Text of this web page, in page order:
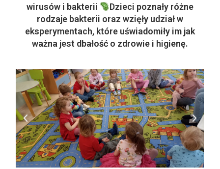
wirusów i bakterii
Dzieci poznały różne
rodzaje bakterii oraz wzięły udział w
eksperymentach, które uświadomiły im jak
ważna jest dbałość o zdrowie i higienę.